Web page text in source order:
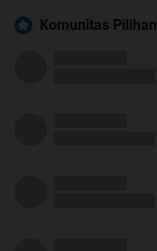
Komunitas Pilihan